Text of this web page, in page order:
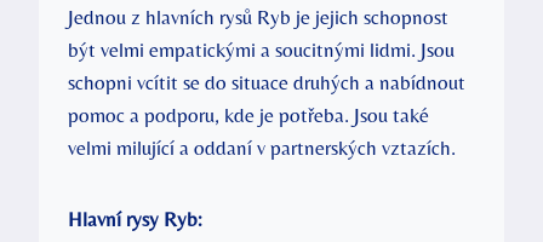
Jednou z hlavních rysů Ryb je jejich schopnost
být velmi empatickými a soucitnými lidmi. Jsou
schopni vcítit se do situace druhých a nabídnout
pomoc a podporu, kde je potřeba. Jsou také
velmi milující a oddaní v partnerských vztazích.
Hlavní rysy Ryb: